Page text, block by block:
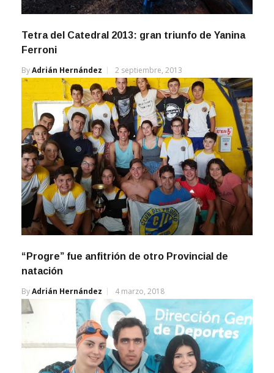
Tetra del Catedral 2013: gran triunfo de Yanina
Ferroni
ByAdrián Hernández 2 septiembre, 2013
“Progre” fue anfitrión de otro Provincial de
natación
ByAdrián Hernández 4 marzo, 2018